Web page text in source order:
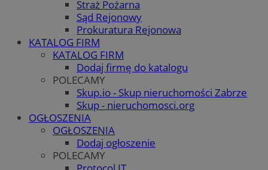
Straż Pożarna
Sąd Rejonowy
Prokuratura Rejonowa
KATALOG FIRM
KATALOG FIRM
Dodaj firmę do katalogu
POLECAMY
Skup.io - Skup nieruchomości Zabrze
Skup - nieruchomosci.org
OGŁOSZENIA
OGŁOSZENIA
Dodaj ogłoszenie
POLECAMY